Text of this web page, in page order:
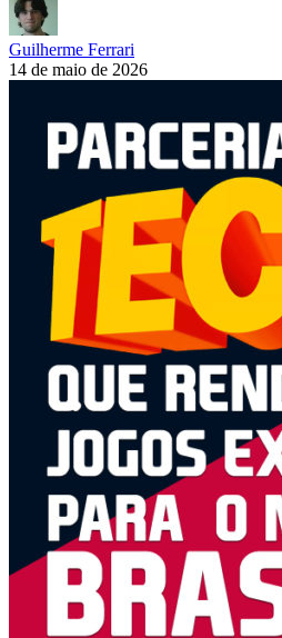
Guilherme Ferrari
14 de maio de 2026